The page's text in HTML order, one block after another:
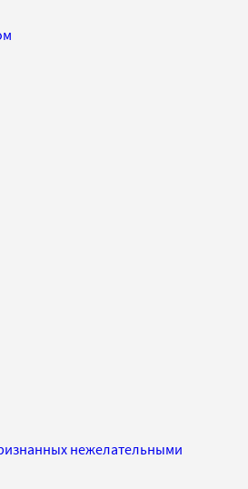
нежелательными